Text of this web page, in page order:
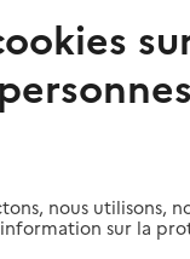
Chênes
nous utilisons,
sur la